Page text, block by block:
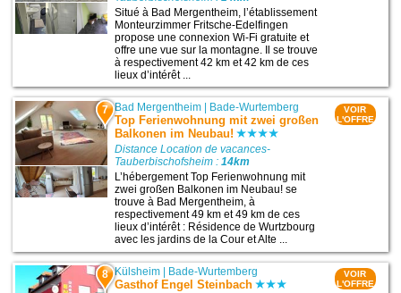
Situé à Bad Mergentheim, l’établissement
Monteurzimmer Fritsche-Edelfingen
propose une connexion Wi-Fi gratuite et
offre une vue sur la montagne. Il se trouve
à respectivement 42 km et 42 km de ces
lieux d’intérêt ...
7 Bad Mergentheim Bade-Wurtemberg
Top Ferienwohnung mit zwei großen
Balkonen im Neubau!
Distance Location de vacances-
Tauberbischofsheim :14km
L’hébergement Top Ferienwohnung mit
zwei großen Balkonen im Neubau! se
trouve à Bad Mergentheim, à
respectivement 49 km et 49 km de ces
lieux d’intérêt : Résidence de Wurtzbourg
avec les jardins de la Cour et Alte ...
VOIR
L'OFFRE
8 Külsheim Bade-Wurtemberg
Gasthof Engel Steinbach
VOIR
L'OFFRE